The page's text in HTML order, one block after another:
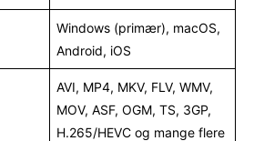
Windows (primær), macOS,
Android, iOS
AVI, MP4, MKV, FLV, WMV,
MOV, ASF, OGM, TS, 3GP,
H.265/HEVC og mange flere